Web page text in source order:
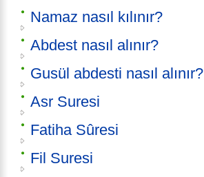
Namaz nasıl kılınır?
Abdest nasıl alınır?
Gusül abdesti nasıl alınır?
Asr Suresi
Fatiha Sûresi
Fil Suresi